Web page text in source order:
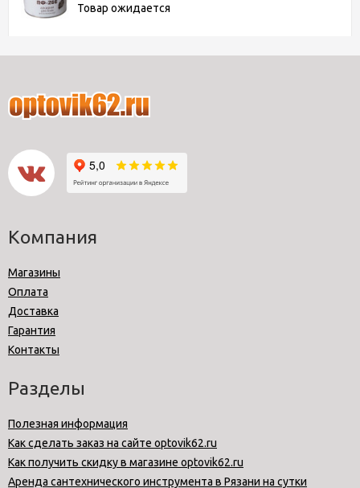
Товар ожидается
Компания
Магазины
Оплата
Доставка
Гарантия
Контакты
Разделы
Полезная информация
Как сделать заказ на сайте optovik62.ru
Как получить скидку в магазине optovik62.ru
Аренда сантехнического инструмента в Рязани на сутки